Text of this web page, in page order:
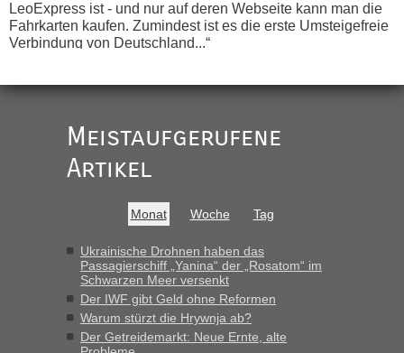
LeoExpress ist - und nur auf deren Webseite kann man die
Fahrkarten kaufen. Zumindest ist es die erste Umsteigefreie
Verbindung von Deutschland...“
gebrauchter Kleidung beim Zoll
gab es keine Probleme“
inRecht, Visa und Dokumente • Re: Seit Anfang
fast 11 Milliarden aufgedeckt
Alleinreisende Männer stehen schließlich immer unter
inRecht, Visa und Dokumente • Re: Seit Anfang des
Jahres haben die Zollbeamten Verstöße im Wert von fast 11
Milliarden aufgedeckt
Meistaufgerufene
Artikel
Monat Woche Tag
Ukrainische Drohnen haben das
Passagierschiff „Yanina“ der „Rosatom“ im
Schwarzen Meer versenkt
Der IWF gibt Geld ohne Reformen
Warum stürzt die Hrywnja ab?
Der Getreidemarkt: Neue Ernte, alte